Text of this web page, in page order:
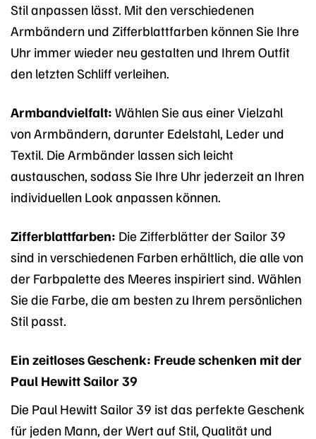
Stil anpassen lässt. Mit den verschiedenen
Armbändern und Zifferblattfarben können Sie Ihre
Uhr immer wieder neu gestalten und Ihrem Outfit
den letzten Schliff verleihen.
Armbandvielfalt: Wählen Sie aus einer Vielzahl
von Armbändern, darunter Edelstahl, Leder und
Textil. Die Armbänder lassen sich leicht
austauschen, sodass Sie Ihre Uhr jederzeit an Ihren
individuellen Look anpassen können.
Zifferblattfarben: Die Zifferblätter der Sailor 39
sind in verschiedenen Farben erhältlich, die alle von
der Farbpalette des Meeres inspiriert sind. Wählen
Sie die Farbe, die am besten zu Ihrem persönlichen
Stil passt.
Ein zeitloses Geschenk: Freude schenken mit der
Paul Hewitt Sailor 39
Die Paul Hewitt Sailor 39 ist das perfekte Geschenk
für jeden Mann, der Wert auf Stil, Qualität und